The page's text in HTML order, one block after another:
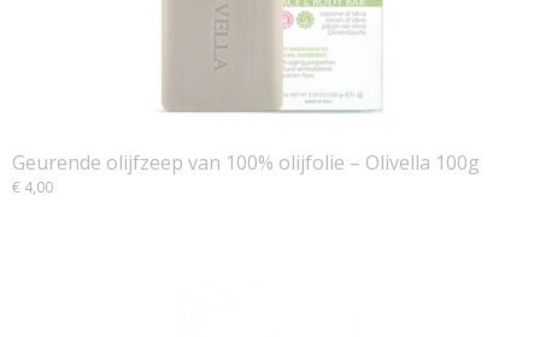
Geurende olijfzeep van 100% olijfolie – Olivella 100g
€ 4,00